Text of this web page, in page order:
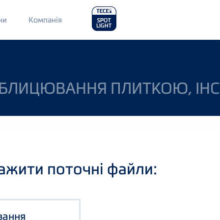
Main
Menu
2
Компанія
ПЛИТКОЮ,
поточні файли: